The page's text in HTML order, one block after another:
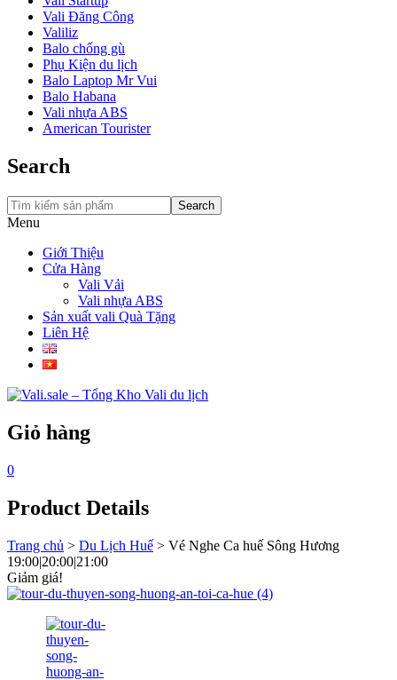
Vali Đăng Công
Valiliz
Balo chống gù
Phụ Kiện du lịch
Balo Laptop Mr Vui
Balo Habana
Vali nhựa ABS
American Tourister
Search
Search
Menu
Giới Thiệu
Cửa Hàng
Vali Vải
Vali nhựa ABS
Sản xuất vali Quà Tặng
Liên Hệ
Giỏ hàng
0
Product Details
Trang chủ > Du Lịch Huế > Vé Nghe Ca huế Sông Hương
19:00|20:00|21:00
Giảm giá!